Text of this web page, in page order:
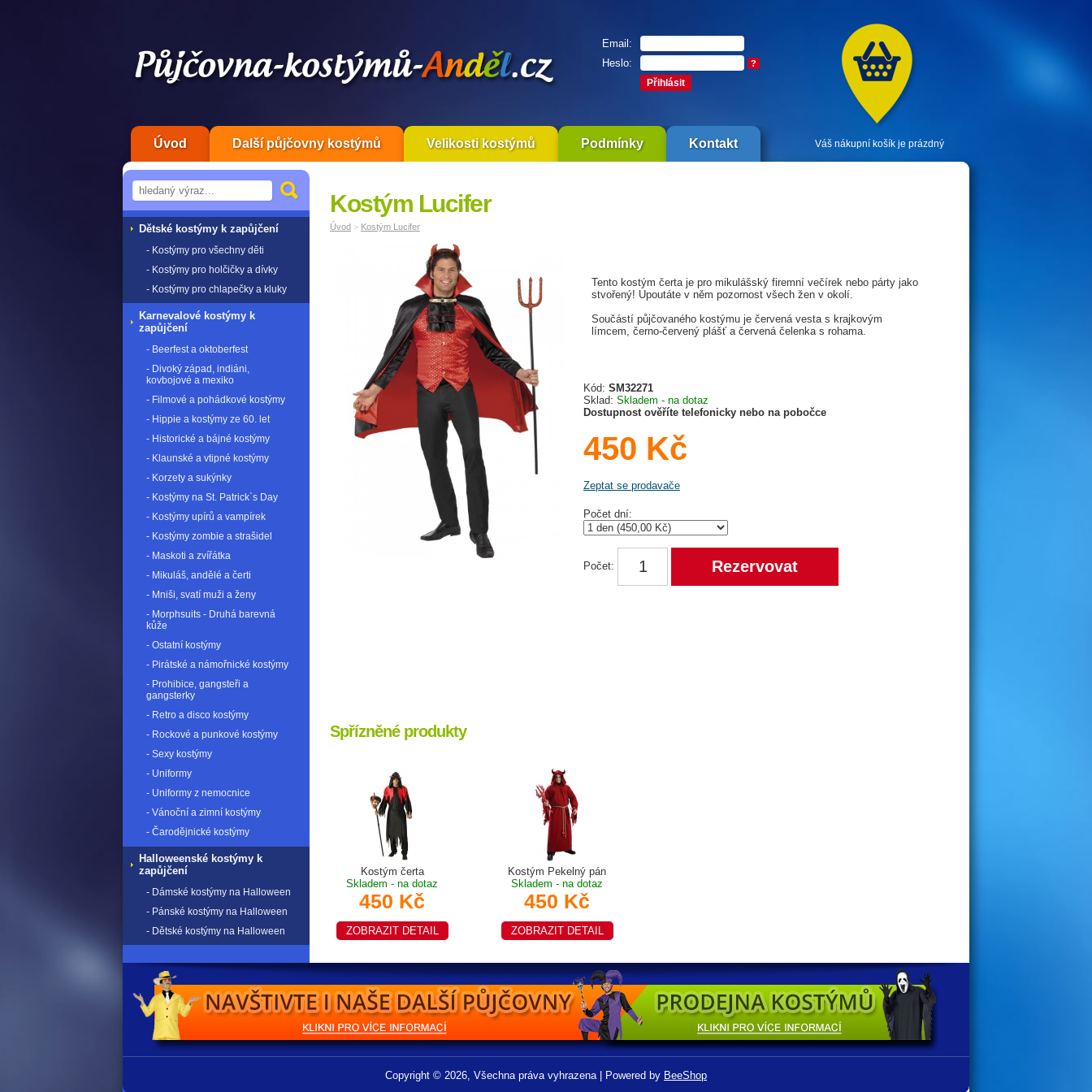
Váš nákupní košík je prázdný
Email:
Heslo:
?
Úvod Další půjčovny kostýmů Velikosti kostýmů Podmínky Kontakt
Dětské kostýmy k zapůjčení
- Kostýmy pro všechny děti
- Kostýmy pro holčičky a dívky
- Kostýmy pro chlapečky a kluky
Karnevalové kostýmy k
zapůjčení
- Beerfest a oktoberfest
- Divoký západ, indiáni,
kovbojové a mexiko
- Filmové a pohádkové kostýmy
- Hippie a kostýmy ze 60. let
- Historické a bájné kostýmy
- Klaunské a vtipné kostýmy
- Korzety a sukýnky
- Kostýmy na St. Patrick`s Day
- Kostýmy upírů a vampírek
- Kostýmy zombie a strašidel
- Maskoti a zvířátka
- Mikuláš, andělé a čerti
- Mniši, svatí muži a ženy
- Morphsuits - Druhá barevná
kůže
- Ostatní kostýmy
- Pirátské a námořnické kostýmy
- Prohibice, gangsteři a
gangsterky
- Retro a disco kostýmy
- Rockové a punkové kostýmy
- Sexy kostýmy
- Uniformy
- Uniformy z nemocnice
- Vánoční a zimní kostýmy
- Čarodějnické kostýmy
Halloweenské kostýmy k
zapůjčení
- Dámské kostýmy na Halloween
- Pánské kostýmy na Halloween
- Dětské kostýmy na Halloween
Kostým Lucifer
Úvod > Kostým Lucifer
Tento kostým čerta je pro mikulášský firemní večírek nebo párty jako
stvořený! Upoutáte v něm pozornost všech žen v okolí.
Součástí půjčovaného kostýmu je červená vesta s krajkovým
límcem, černo-červený plášť a červená čelenka s rohama.
Kód: SM32271
Sklad: Skladem - na dotaz
Dostupnost ověříte telefonicky nebo na pobočce
450 Kč
Zeptat se prodavače
Počet dní:
Počet:
Spřízněné produkty
Kostým čerta
Skladem - na dotaz
450 Kč
ZOBRAZIT DETAIL
Kostým Pekelný pán
Skladem - na dotaz
450 Kč
ZOBRAZIT DETAIL
Copyright © 2026, Všechna práva vyhrazena | Powered by BeeShop